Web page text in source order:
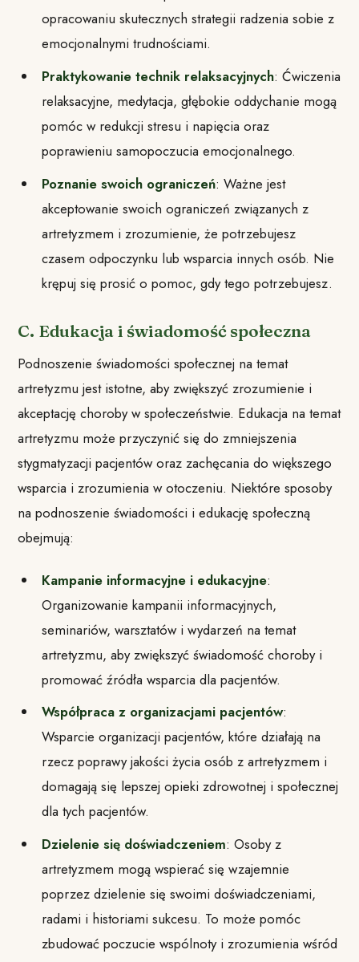
opracowaniu skutecznych strategii radzenia sobie z
emocjonalnymi trudnościami.
Praktykowanie technik relaksacyjnych: Ćwiczenia
relaksacyjne, medytacja, głębokie oddychanie mogą
pomóc w redukcji stresu i napięcia oraz
poprawieniu samopoczucia emocjonalnego.
Poznanie swoich ograniczeń: Ważne jest
akceptowanie swoich ograniczeń związanych z
artretyzmem i zrozumienie, że potrzebujesz
czasem odpoczynku lub wsparcia innych osób. Nie
krępuj się prosić o pomoc, gdy tego potrzebujesz.
C. Edukacja i świadomość społeczna
Podnoszenie świadomości społecznej na temat
artretyzmu jest istotne, aby zwiększyć zrozumienie i
akceptację choroby w społeczeństwie. Edukacja na temat
artretyzmu może przyczynić się do zmniejszenia
stygmatyzacji pacjentów oraz zachęcania do większego
wsparcia i zrozumienia w otoczeniu. Niektóre sposoby
na podnoszenie świadomości i edukację społeczną
obejmują:
Kampanie informacyjne i edukacyjne:
Organizowanie kampanii informacyjnych,
seminariów, warsztatów i wydarzeń na temat
artretyzmu, aby zwiększyć świadomość choroby i
promować źródła wsparcia dla pacjentów.
Współpraca z organizacjami pacjentów:
Wsparcie organizacji pacjentów, które działają na
rzecz poprawy jakości życia osób z artretyzmem i
domagają się lepszej opieki zdrowotnej i społecznej
dla tych pacjentów.
Dzielenie się doświadczeniem: Osoby z
artretyzmem mogą wspierać się wzajemnie
poprzez dzielenie się swoimi doświadczeniami,
radami i historiami sukcesu. To może pomóc
zbudować poczucie wspólnoty i zrozumienia wśród